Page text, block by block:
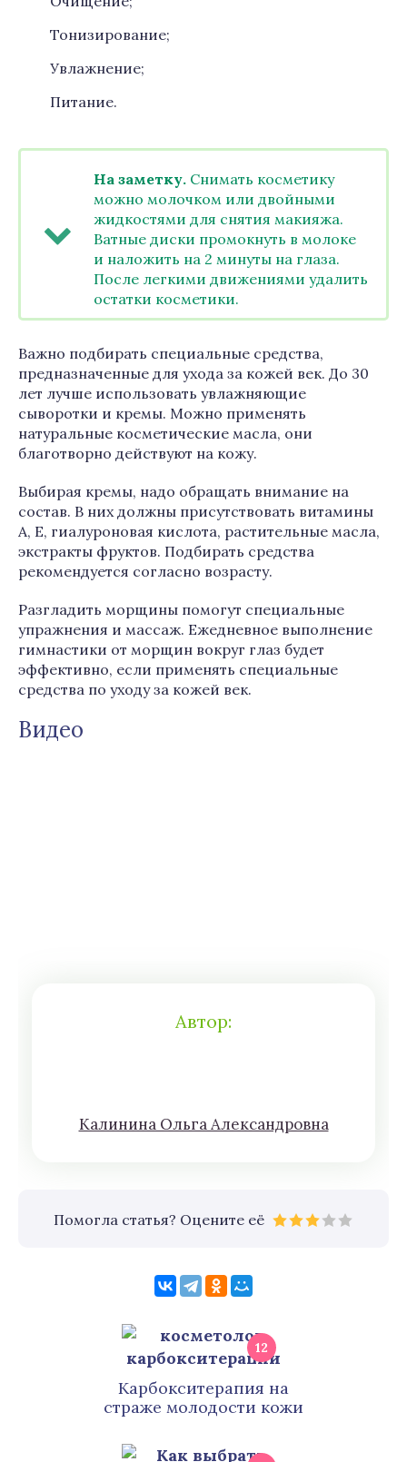
Тонизирование;
Увлажнение;
Питание.
На заметку. Снимать косметику
можно молочком или двойными
жидкостями для снятия макияжа.
Ватные диски промокнуть в молоке
и наложить на 2 минуты на глаза.
После легкими движениями удалить
остатки косметики.
Важно подбирать специальные средства,
предназначенные для ухода за кожей век. До 30
лет лучше использовать увлажняющие
сыворотки и кремы. Можно применять
натуральные косметические масла, они
благотворно действуют на кожу.
Выбирая кремы, надо обращать внимание на
состав. В них должны присутствовать витамины
А, Е, гиалуроновая кислота, растительные масла,
экстракты фруктов. Подбирать средства
рекомендуется согласно возрасту.
Разгладить морщины помогут специальные
упражнения и массаж. Ежедневное выполнение
гимнастики от морщин вокруг глаз будет
эффективно, если применять специальные
средства по уходу за кожей век.
Видео
Автор:
Кaлининa Oльгa Aлексaндровна
Помогла статья? Оцените её
12
Карбокситерапия на
страже молодости кожи